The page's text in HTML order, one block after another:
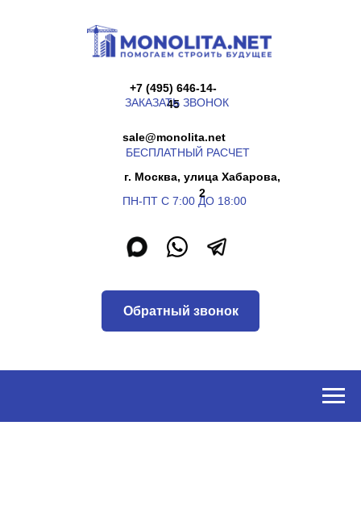
г. Москва, улица Хабарова,
ПН-ПТ С 7:00 ДО 18:00
45
ЗАКАЗАТЬ ЗВОНОК
БЕСПЛАТНЫЙ РАСЧЕТ